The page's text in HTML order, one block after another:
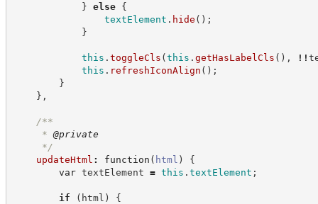
} else
{
textElement . hide ( ) ;
}
this . toggleCls (this . getHasLabelCls ( ) , !!
this . refreshIconAlign ( ) ;
}
} ,
/**
* @private
*/
updateHtml : function ( html )
{
var textElement = this . textElement ;
if ( html )
{